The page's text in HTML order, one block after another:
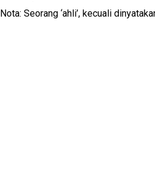
Nota: Seorang ‘ahli’, kecuali